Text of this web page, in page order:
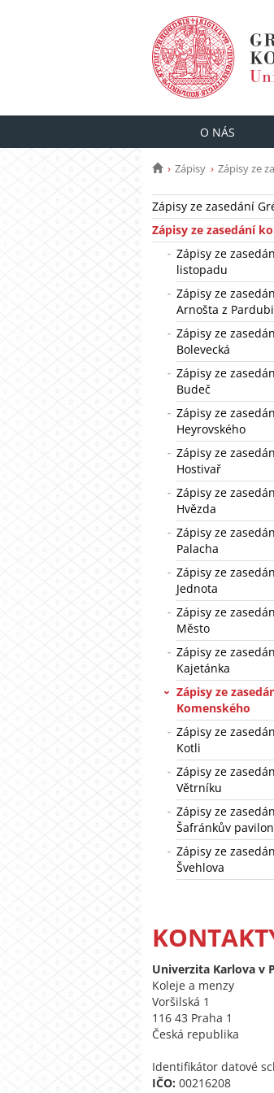
O NÁS
Zápisy Zápisy ze
Zápisy ze zasedání
Zápisy ze zasedání
Zápisy ze
listopadu
Zápisy ze
Arnošta z
Zápisy ze
Bolevecká
Zápisy ze
Budeč
Zápisy ze
Heyrovského
Zápisy ze
Hostivař
Zápisy ze
Hvězda
Zápisy ze
Palacha
Zápisy ze
Jednota
Zápisy ze
Město
Zápisy ze
Kajetánka
Zápisy ze
Komenského
Zápisy ze
Kotli
Zápisy ze
Větrníku
Zápisy ze
Šafránkův pavilon
Zápisy ze
Švehlova
Univerzita Karlova v
Koleje a menzy
Voršilská 1
116 43 Praha 1
Česká republika
Identifikátor datové
IČO: 00216208